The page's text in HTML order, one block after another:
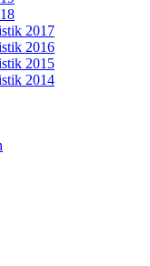
2017
2016
2015
2014